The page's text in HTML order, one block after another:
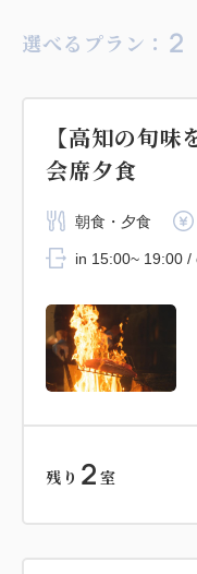
選べるプラン： 2
【高知の旬
会席夕食
朝食・夕食
in 15:00~ 19:00 /
残り 2 室